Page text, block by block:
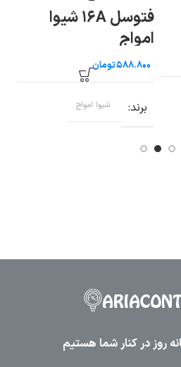
فتوسل ۱۶A شیوا
امواج
تومان
برند شیوا امواج